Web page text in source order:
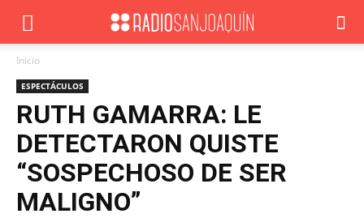
Inicio
ESPECTÁCULOS
RUTH GAMARRA: LE
DETECTARON QUISTE
“SOSPECHOSO DE SER
MALIGNO”